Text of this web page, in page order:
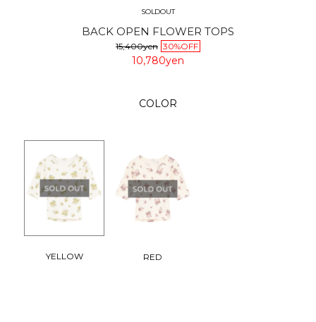
SOLDOUT
BACK OPEN FLOWER TOPS
15,400yen 30%OFF
10,780yen
COLOR
YELLOW RED